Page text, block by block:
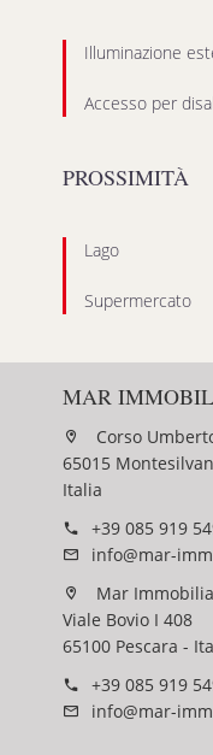
Illuminazione
Accesso per
PROSSIMITÀ
Lago
Supermercato
MAR
Corso
65015
Italia
+39 085 919
info@mar-
Mar
Viale Bovio I 408
65100 Pescara -
+39 085 919
info@mar-